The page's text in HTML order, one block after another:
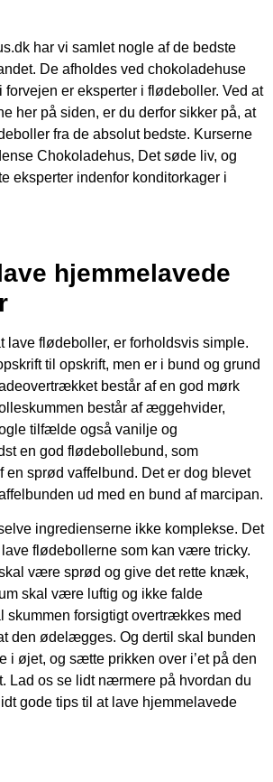
har vi samlet nogle af de bedste
De afholdes ved chokoladehuse
forvejen er eksperter i flødeboller. Ved at
her på siden, er du derfor sikker på, at
fra de absolut bedste. Kurserne
Chokoladehus, Det søde liv, og
eksperter indenfor konditorkager i
hjemmelavede
lave flødeboller, er forholdsvis simple.
til opskrift, men er i bund og grund
består af en god mørk
består af æggehvider,
tilfælde også vanilje og
en god flødebollebund, som
en sprød vaffelbund. Det er dog blevet
ud med en bund af marcipan.
ingredienserne ikke komplekse. Det
flødebollerne som kan være tricky.
være sprød og give det rette knæk,
skal være luftig og ikke falde
skummen forsigtigt overtrækkes med
den ødelægges. Og dertil skal bunden
i øjet, og sætte prikken over i’et på den
Lad os se lidt nærmere på hvordan du
gode tips til at lave hjemmelavede